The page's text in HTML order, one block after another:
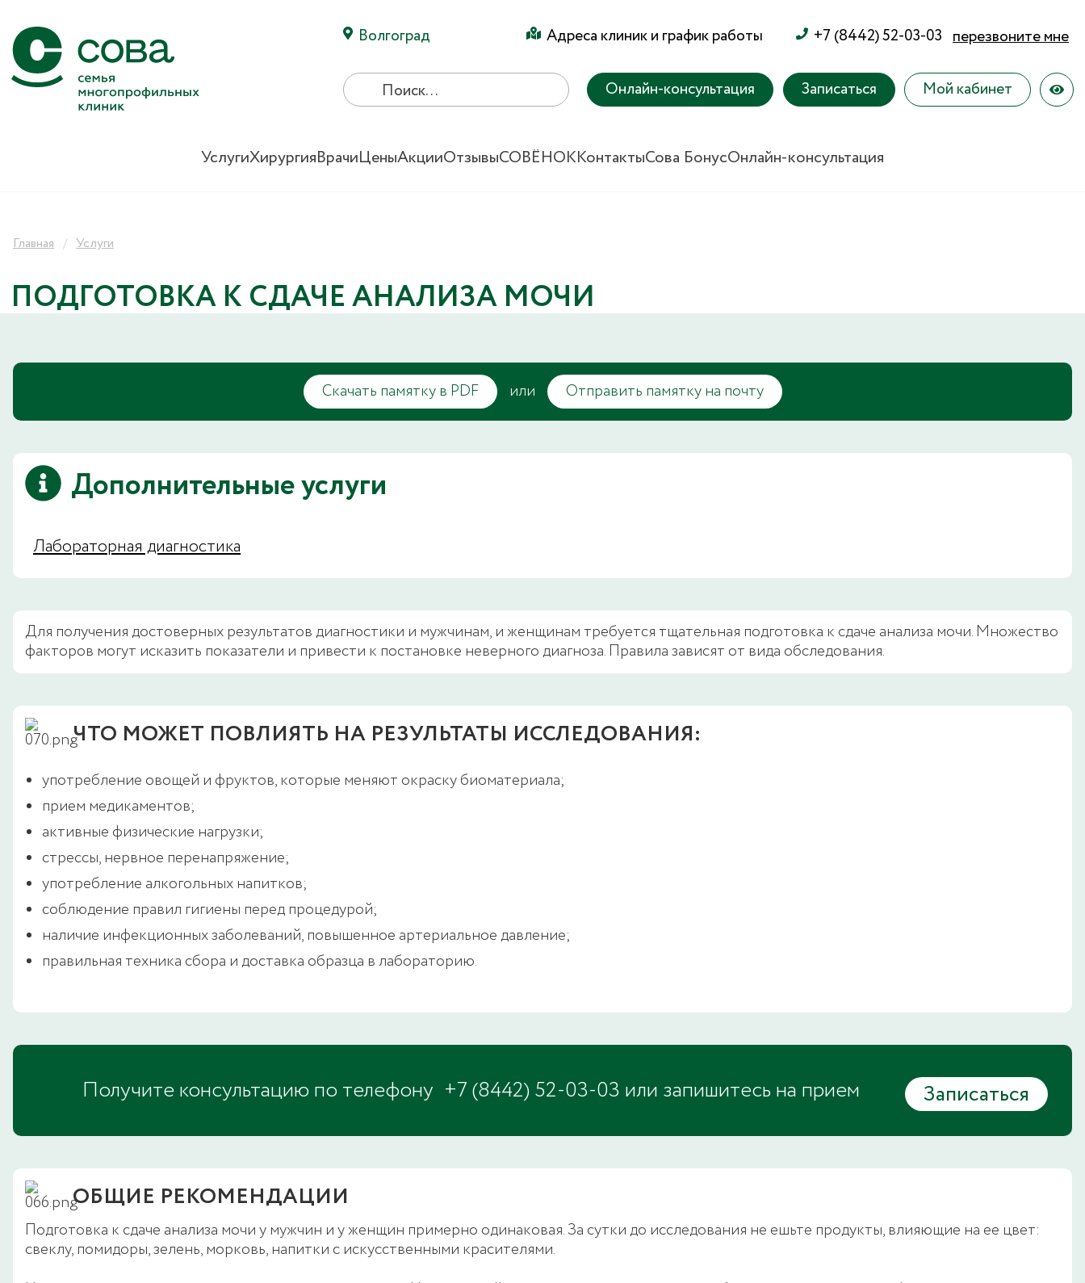
Волгоград Адреса клиник и график работы +7 (8442) 52-03-03 перезвоните мне
Онлайн-консультация Записаться Мой кабинет
УслугиХирургияВрачиЦеныАкцииОтзывыСОВЁНОККонтактыСова БонусОнлайн-консультация
Главная Услуги
ПОДГОТОВКА К СДАЧЕ АНАЛИЗА МОЧИ
Скачать памятку в PDF или Отправить памятку на почту
Дополнительные услуги
Лабораторная диагностика
Для получения достоверных результатов диагностики и мужчинам, и женщинам требуется тщательная подготовка к сдаче анализа мочи. Множество
факторов могут исказить показатели и привести к постановке неверного диагноза. Правила зависят от вида обследования.
ЧТО МОЖЕТ ПОВЛИЯТЬ НА РЕЗУЛЬТАТЫ ИССЛЕДОВАНИЯ:
употребление овощей и фруктов, которые меняют окраску биоматериала;
прием медикаментов;
активные физические нагрузки;
стрессы, нервное перенапряжение;
употребление алкогольных напитков;
соблюдение правил гигиены перед процедурой;
наличие инфекционных заболеваний, повышенное артериальное давление;
правильная техника сбора и доставка образца в лабораторию.
Получите консультацию по телефону +7 (8442) 52-03-03 или запишитесь на прием Записаться
ОБЩИЕ РЕКОМЕНДАЦИИ
Подготовка к сдаче анализа мочи у мужчин и у женщин примерно одинаковая. За сутки до исследования не ешьте продукты, влияющие на ее цвет:
свеклу, помидоры, зелень, морковь, напитки с искусственными красителями.